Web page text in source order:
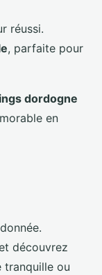
réussi.
, parfaite pour
dordogne
en
découvrez
tranquille ou